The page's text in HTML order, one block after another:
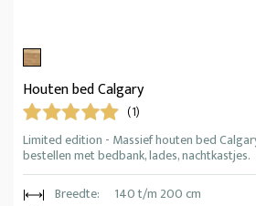
Houten bed Calgary
(1)
Limited edition - Massief houten bed
bestellen met bedbank, lades, nachtkastjes.
Breedte:
140 t/m 200 cm